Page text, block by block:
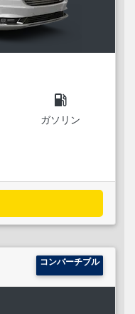
local_gas_station
ガソリン
コンバーチブル